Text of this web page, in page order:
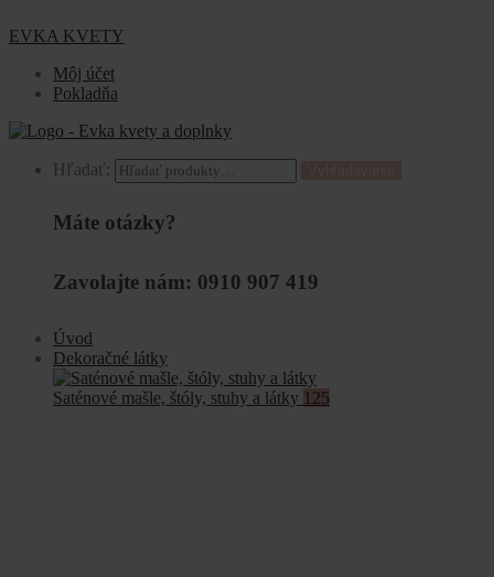
EVKA KVETY
Môj účet
Pokladňa
Hľadať:
Máte otázky?
Zavolajte nám: 0910 907 419
Úvod
Dekoračné látky
Saténové mašle, štóly, stuhy a látky 125